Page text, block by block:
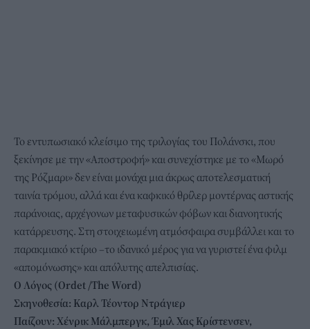
Το εντυπωσιακό κλείσιμο της τριλογίας του Πολάνσκι, που
ξεκίνησε με την «Αποστροφή» και συνεχίστηκε με το «Μωρό
της Ρόζμαρι» δεν είναι μονάχα μια άκρως αποτελεσματική
ταινία τρόμου, αλλά και ένα καφκικό θρίλερ μοντέρνας αστικής
παράνοιας, αρχέγονων μεταφυσικών φόβων και διανοητικής
κατάρρευσης. Στη στοιχειωμένη ατμόσφαιρα συμβάλλει και το
παρακμιακό κτίριο –το ιδανικό μέρος για να γυριστεί ένα φιλμ
«απομόνωσης» και απόλυτης απελπισίας.
Ο Λόγος (Ordet /The Word)
Σκηνοθεσία: Καρλ Τέοντορ Ντράγιερ
Παίζουν: Χένρικ Μάλμπεργκ, Έμιλ Χας Κρίστενσεν,